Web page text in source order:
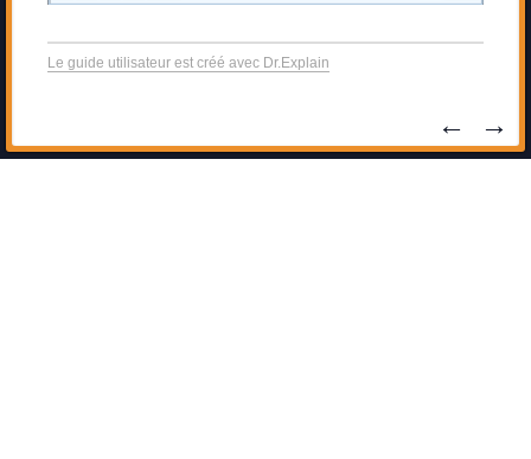
Le guide utilisateur est créé avec Dr.Explain